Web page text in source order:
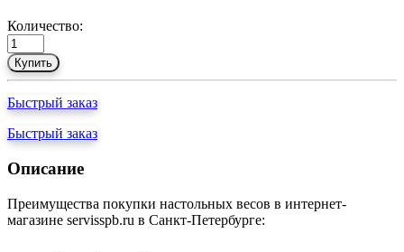
Количество:
Купить
Быстрый заказ
Быстрый заказ
Описание
Преимущества покупки настольных весов в интернет-
магазине servisspb.ru в Санкт-Петербурге: